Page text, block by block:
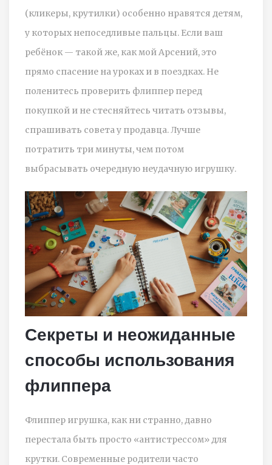
(кликеры, крутилки) особенно нравятся детям,
у которых непоседливые пальцы. Если ваш
ребёнок — такой же, как мой Арсений, это
прямо спасение на уроках и в поездках. Не
поленитесь проверить флиппер перед
покупкой и не стесняйтесь читать отзывы,
спрашивать совета у продавца. Лучше
потратить три минуты, чем потом
выбрасывать очередную неудачную игрушку.
Секреты и неожиданные
способы использования
флиппера
Флиппер игрушка, как ни странно, давно
перестала быть просто «антистрессом» для
крутки. Современные родители часто